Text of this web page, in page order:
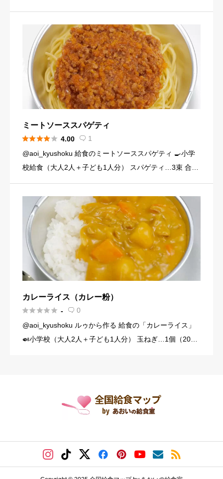
4g） （白玉団子） 白玉粉… […]
ミートソーススパゲティ
 4.00  1
@aoi_kyushoku 給食のミートソーススパゲティ 🍳小学
校給食（大人2人＋子ども1人分） スパゲティ…3束 合い
（120g） にんにくチューブ…少々（1 […]
カレーライス（カレー粉）
 -  0
@aoi_kyushoku ルゥから作る 給食の「カレーライス」
🍛小学校（大人2人＋子ども1人分） 玉ねぎ…1個（200